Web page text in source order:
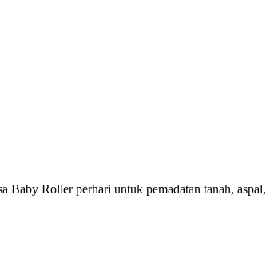
Baby Roller perhari untuk pemadatan tanah, aspal,